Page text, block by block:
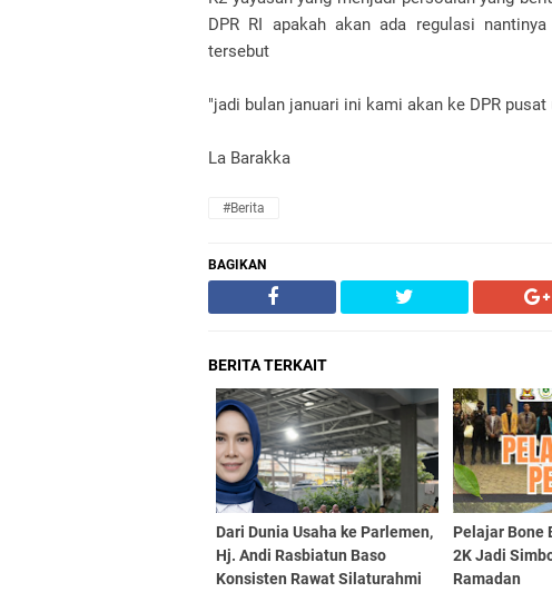
DPR RI apakah akan ada regulasi
tersebut
"jadi bulan januari ini kami akan ke DPR
La Barakka
#Berita
BAGIKAN
BERITA TERKAIT
Dari Dunia Usaha ke Parlemen,
Hj. Andi Rasbiatun Baso
Konsisten Rawat Silaturahmi
Pelajar Bone
2K Jadi
Ramadan